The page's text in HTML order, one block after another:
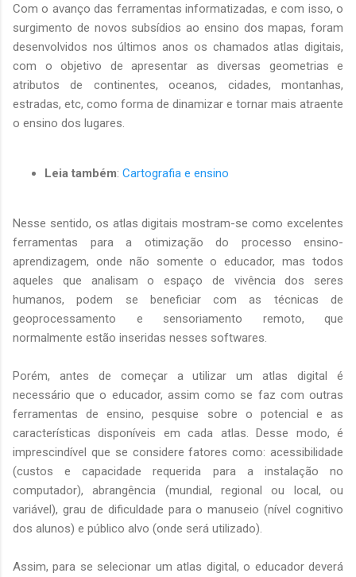
Com o avanço das ferramentas informatizadas, e com isso, o
surgimento de novos subsídios ao ensino dos mapas, foram
desenvolvidos nos últimos anos os chamados atlas digitais,
com o objetivo de apresentar as diversas geometrias e
atributos de continentes, oceanos, cidades, montanhas,
estradas, etc, como forma de dinamizar e tornar mais atraente
o ensino dos lugares.
Leia também: Cartografia e ensino
Nesse sentido, os atlas digitais mostram-se como excelentes
ferramentas para a otimização do processo ensino-
aprendizagem, onde não somente o educador, mas todos
aqueles que analisam o espaço de vivência dos seres
humanos, podem se beneficiar com as técnicas de
geoprocessamento e sensoriamento remoto, que
normalmente estão inseridas nesses softwares.
Porém, antes de começar a utilizar um atlas digital é
necessário que o educador, assim como se faz com outras
ferramentas de ensino, pesquise sobre o potencial e as
características disponíveis em cada atlas. Desse modo, é
imprescindível que se considere fatores como: acessibilidade
(custos e capacidade requerida para a instalação no
computador), abrangência (mundial, regional ou local, ou
variável), grau de dificuldade para o manuseio (nível cognitivo
dos alunos) e público alvo (onde será utilizado).
Assim, para se selecionar um atlas digital, o educador deverá